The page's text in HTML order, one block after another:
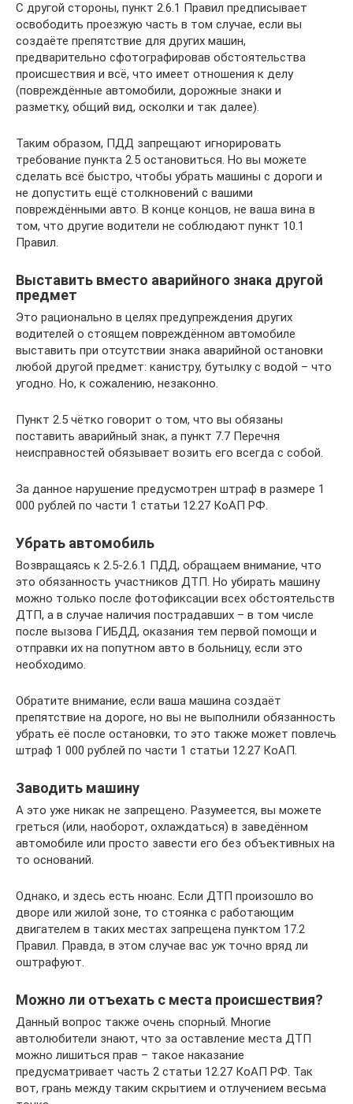
С другой стороны, пункт 2.6.1 Правил предписывает
освободить проезжую часть в том случае, если вы
создаёте препятствие для других машин,
предварительно сфотографировав обстоятельства
происшествия и всё, что имеет отношения к делу
(повреждённые автомобили, дорожные знаки и
разметку, общий вид, осколки и так далее).
Таким образом, ПДД запрещают игнорировать
требование пункта 2.5 остановиться. Но вы можете
сделать всё быстро, чтобы убрать машины с дороги и
не допустить ещё столкновений с вашими
повреждёнными авто. В конце концов, не ваша вина в
том, что другие водители не соблюдают пункт 10.1
Правил.
Выставить вместо аварийного знака другой
предмет
Это рационально в целях предупреждения других
водителей о стоящем повреждённом автомобиле
выставить при отсутствии знака аварийной остановки
любой другой предмет: канистру, бутылку с водой – что
угодно. Но, к сожалению, незаконно.
Пункт 2.5 чётко говорит о том, что вы обязаны
поставить аварийный знак, а пункт 7.7 Перечня
неисправностей обязывает возить его всегда с собой.
За данное нарушение предусмотрен штраф в размере 1
000 рублей по части 1 статьи 12.27 КоАП РФ.
Убрать автомобиль
Возвращаясь к 2.5-2.6.1 ПДД, обращаем внимание, что
это обязанность участников ДТП. Но убирать машину
можно только после фотофиксации всех обстоятельств
ДТП, а в случае наличия пострадавших – в том числе
после вызова ГИБДД, оказания тем первой помощи и
отправки их на попутном авто в больницу, если это
необходимо.
Обратите внимание, если ваша машина создаёт
препятствие на дороге, но вы не выполнили обязанность
убрать её после остановки, то это также может повлечь
штраф 1 000 рублей по части 1 статьи 12.27 КоАП.
Заводить машину
А это уже никак не запрещено. Разумеется, вы можете
греться (или, наоборот, охлаждаться) в заведённом
автомобиле или просто завести его без объективных на
то оснований.
Однако, и здесь есть нюанс. Если ДТП произошло во
дворе или жилой зоне, то стоянка с работающим
двигателем в таких местах запрещена пунктом 17.2
Правил. Правда, в этом случае вас уж точно вряд ли
оштрафуют.
Можно ли отъехать с места происшествия?
Данный вопрос также очень спорный. Многие
автолюбители знают, что за оставление места ДТП
можно лишиться прав – такое наказание
предусматривает часть 2 статьи 12.27 КоАП РФ. Так
вот, грань между таким скрытием и отлучением весьма